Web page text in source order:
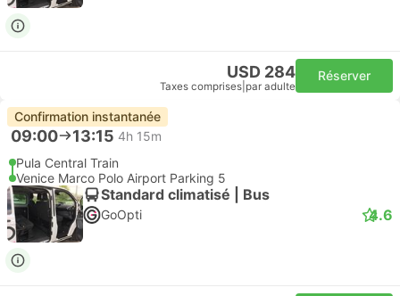
USD 284
Taxes comprises par adulte
Réserver
Confirmation instantanée
09:00 13:15 4h 15m
Pula Central Train
Venice Marco Polo Airport Parking 5
Standard climatisé | Bus
GoOpti 4.6